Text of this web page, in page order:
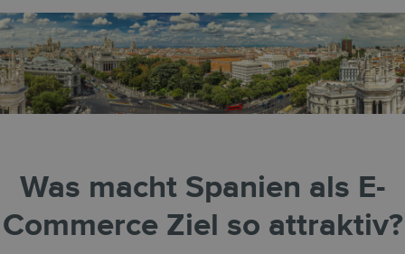
Was macht Spanien als E-
Commerce Ziel so attraktiv?